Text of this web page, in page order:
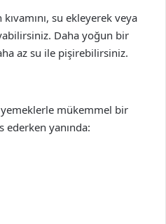
su ekleyerek veya
Daha yoğun bir
az su ile pişirebilirsiniz.
mükemmel bir
ederken yanında: